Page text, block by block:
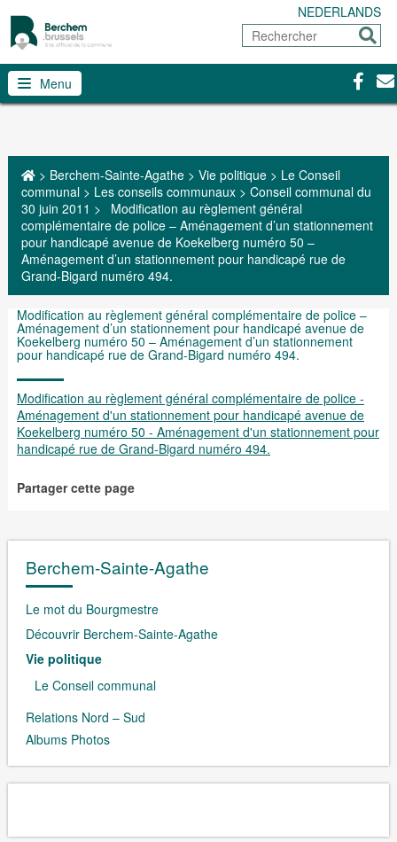
NEDERLANDS
Rechercher
Menu
> Berchem-Sainte-Agathe> Vie politique> Le Conseil
communal> Les conseils communaux> Conseil communal du
30 juin 2011 >
Modification au règlement général
complémentaire de police – Aménagement d’un stationnement
pour handicapé avenue de Koekelberg numéro 50 –
Aménagement d’un stationnement pour handicapé rue de
Grand-Bigard numéro 494.
Modification au règlement général complémentaire de police –
Aménagement d’un stationnement pour handicapé avenue de
Koekelberg numéro 50 – Aménagement d’un stationnement
pour handicapé rue de Grand-Bigard numéro 494.
Modification au règlement général complémentaire de police -
Aménagement d'un stationnement pour handicapé avenue de
Koekelberg numéro 50 - Aménagement d'un stationnement pour
handicapé rue de Grand-Bigard numéro 494.
Partager cette page
Berchem-Sainte-Agathe
Le mot du Bourgmestre
Découvrir Berchem-Sainte-Agathe
Vie politique
Le Conseil communal
Relations Nord – Sud
Albums Photos